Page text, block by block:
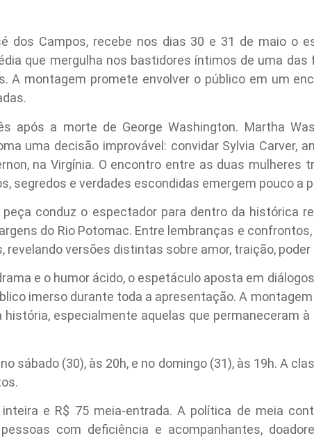
dos Campos, recebe nos dias 30 e 31 de maio o
que mergulha nos bastidores íntimos de uma
A montagem promete envolver o público em um
após a morte de George Washington. Martha
uma decisão improvável: convidar Sylvia Carver,
na Virgínia. O encontro entre as duas mulheres
segredos e verdades escondidas emergem pouco a
conduz o espectador para dentro da histórica
do Rio Potomac. Entre lembranças e
revelando versões distintas sobre amor, traição, poder
e o humor ácido, o espetáculo aposta em
imerso durante toda a apresentação. A
especialmente aquelas que permaneceram
sábado (30), às 20h, e no domingo (31), às 19h. A
e R$ 75 meia-entrada. A política de meia
com deficiência e acompanhantes,